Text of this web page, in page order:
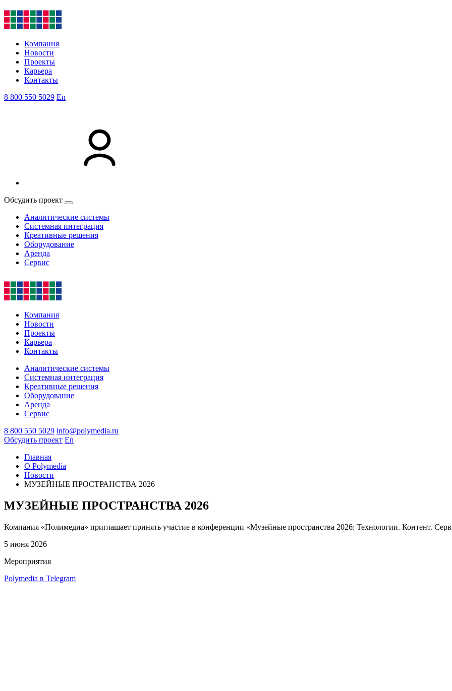
Компания
Новости
Проекты
Карьера
Контакты
8 800 550 5029 En
Обсудить проект
Аналитические системы
Системная интеграция
Креативные решения
Оборудование
Аренда
Сервис
Компания
Новости
Проекты
Карьера
Контакты
Аналитические системы
Системная интеграция
Креативные решения
Оборудование
Аренда
Сервис
8 800 550 5029 info@polymedia.ru
Обсудить проект En
Главная
О Polymedia
Новости
МУЗЕЙНЫЕ ПРОСТРАНСТВА 2026
МУЗЕЙНЫЕ ПРОСТРАНСТВА 2026
Компания «Полимедиа» приглашает принять участие в конференции «Музейные пространства 2026: Технологии. Контент.
5 июня 2026
Мероприятия
Polymedia в Telegram